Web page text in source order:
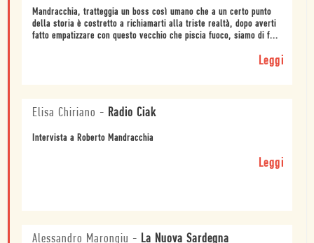
Mandracchia, tratteggia un boss così umano che a un certo punto
della storia è costretto a richiamarti alla triste realtà, dopo averti
fatto empatizzare con questo vecchio che piscia fuoco, siamo di f...
Leggi
Elisa Chiriano - Radio Ciak
Intervista a Roberto Mandracchia
Leggi
Alessandro Marongiu - La Nuova Sardegna